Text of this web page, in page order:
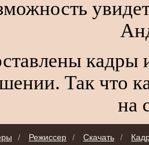
кадры
Так что
на
/ Режиссер / Скачать /